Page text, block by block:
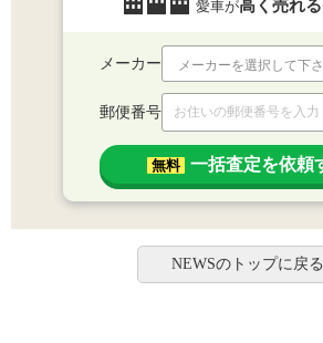
愛車が高く売れる
メーカー
郵便番号
無料 一括査定を依頼
NEWSのトップに戻る